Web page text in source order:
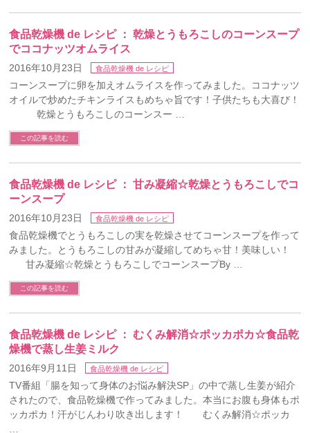
食品乾燥機 de レシピ ： 乾燥とうもろこしのコーンスープ
でココナッツオムライス
2016年10月23日 食品乾燥機 de レシピ
コーンスープに卵を加えオムライスを作ってみました。ココナッツ
オイルで炒めたチキンライスもめちゃ旨です！子供たちも大喜び！
乾燥とうもろこしのコーンスー …
この記事を読む
食品乾燥機 de レシピ ： 甘み凝縮☆乾燥とうもろこしでコ
ーンスープ
2016年10月23日 食品乾燥機 de レシピ
食品乾燥機でとうもろこしの実を乾燥させてコーンスープを作って
みました。とうもろこしの甘みが凝縮してめちゃ甘！美味しい！
甘み凝縮☆乾燥とうもろこしでコーンスープBy …
この記事を読む
食品乾燥機 de レシピ ： むくみ解消☆ポッカポカ☆食品乾
燥機で蒸し生姜ミルク
2016年9月11日 食品乾燥機 de レシピ
TV番組「腸を知って身体のお悩み解決SP」の中で蒸し生姜が紹介
されたので、食品乾燥機で作ってみました。本当にお腹も身体もポ
ッカポカ！汗がじんわり吹き出します！ むくみ解消☆ポッカ